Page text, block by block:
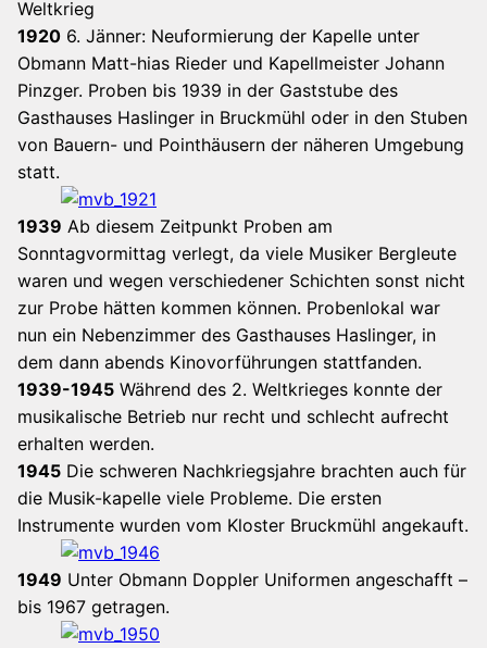
Weltkrieg
1920 6. Jänner: Neuformierung der Kapelle unter
Obmann Matt-hias Rieder und Kapellmeister Johann
Pinzger. Proben bis 1939 in der Gaststube des
Gasthauses Haslinger in Bruckmühl oder in den Stuben
von Bauern- und Pointhäusern der näheren Umgebung
statt.
1939 Ab diesem Zeitpunkt Proben am
Sonntagvormittag verlegt, da viele Musiker Bergleute
waren und wegen verschiedener Schichten sonst nicht
zur Probe hätten kommen können. Probenlokal war
nun ein Nebenzimmer des Gasthauses Haslinger, in
dem dann abends Kinovorführungen stattfanden.
1939-1945 Während des 2. Weltkrieges konnte der
musikalische Betrieb nur recht und schlecht aufrecht
erhalten werden.
1945 Die schweren Nachkriegsjahre brachten auch für
die Musik-kapelle viele Probleme. Die ersten
Instrumente wurden vom Kloster Bruckmühl angekauft.
1949 Unter Obmann Doppler Uniformen angeschafft –
bis 1967 getragen.